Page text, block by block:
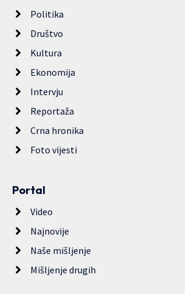
Politika
Društvo
Kultura
Ekonomija
Intervju
Reportaža
Crna hronika
Foto vijesti
Portal
Video
Najnovije
Naše mišljenje
Mišljenje drugih